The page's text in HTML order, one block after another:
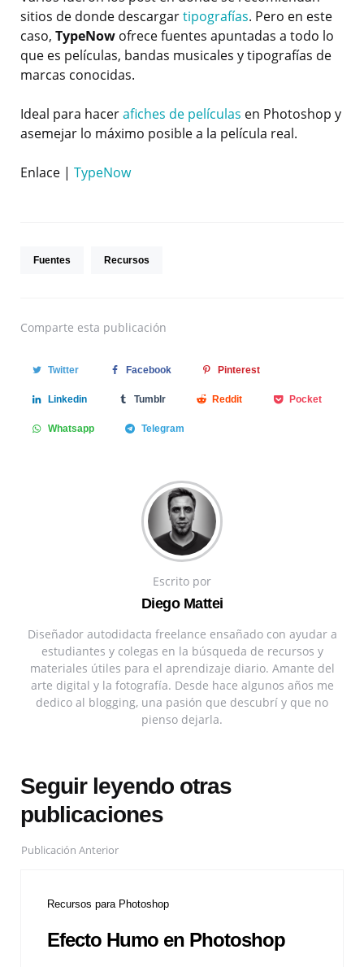
sitios de donde descargartipografías. Pero en este
caso, TypeNow ofrece fuentes apuntadas a todo lo
que es películas, bandas musicales y tipografías de
marcas conocidas.
Ideal para hacerafiches de películas en Photoshop y
asemejar lo máximo posible a la película real.
Enlace | TypeNow
Fuentes Recursos
Comparte esta publicación
Twitter Facebook Pinterest
Linkedin Tumblr Reddit Pocket
Whatsapp Telegram
Escrito por
Diego Mattei
Diseñador autodidacta freelance ensañado con ayudar a
estudiantes y colegas en la búsqueda de recursos y
materiales útiles para el aprendizaje diario. Amante del
arte digital y la fotografía. Desde hace algunos años me
dedico al blogging, una pasión que descubrí y que no
pienso dejarla.
Seguir leyendo otras
publicaciones
Publicación Anterior
Recursos para Photoshop
Efecto Humo en Photoshop